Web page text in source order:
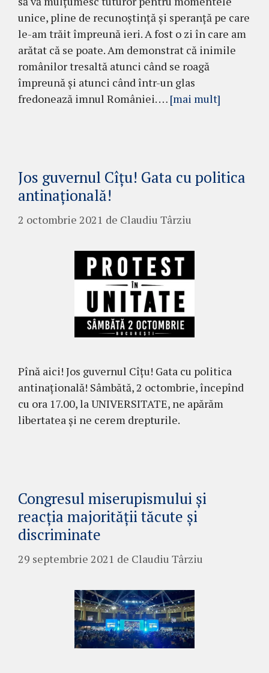
unice, pline de recunoștință și speranță pe care
le-am trăit împreună ieri. A fost o zi în care am
arătat că se poate. Am demonstrat că inimile
românilor tresaltă atunci când se roagă
împreună și atunci când într-un glas
fredonează imnul României. … [mai mult]
Jos guvernul Cîțu! Gata cu politica
antinațională!
2 octombrie 2021 de Claudiu Târziu
Pînă aici! Jos guvernul Cîțu! Gata cu politica
antinațională! Sâmbătă, 2 octombrie, începînd
cu ora 17.00, la UNIVERSITATE, ne apărăm
libertatea și ne cerem drepturile.
Congresul miserupismului și
reacția majorității tăcute și
discriminate
29 septembrie 2021 de Claudiu Târziu